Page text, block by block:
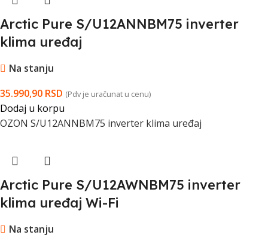
Arctic Pure S/U12ANNBM75 inverter
klima uređaj
Na stanju
35.990,90 RSD (Pdv je uračunat u cenu)
Dodaj u korpu
OZON S/U12ANNBM75 inverter klima uređaj
Arctic Pure S/U12AWNBM75 inverter
klima uređaj Wi-Fi
Na stanju